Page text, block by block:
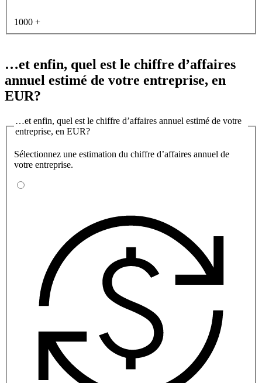
1000 +
…et enfin, quel est le chiffre d’affaires
annuel estimé de votre entreprise, en
EUR?
…et enfin, quel est le chiffre d’affaires annuel estimé de votre
entreprise, en EUR?
Sélectionnez une estimation du chiffre d’affaires annuel de
votre entreprise.